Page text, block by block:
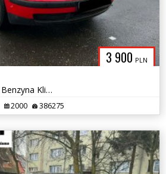
3 900 PLN
Volkswagen Passat 1,6 Benzyna Klimatyzacja Zamiana
2000 386275